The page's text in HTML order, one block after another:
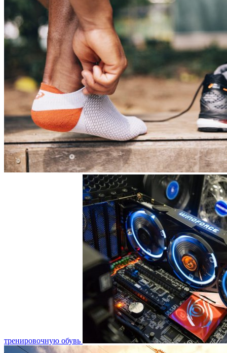
тренировочную обувь